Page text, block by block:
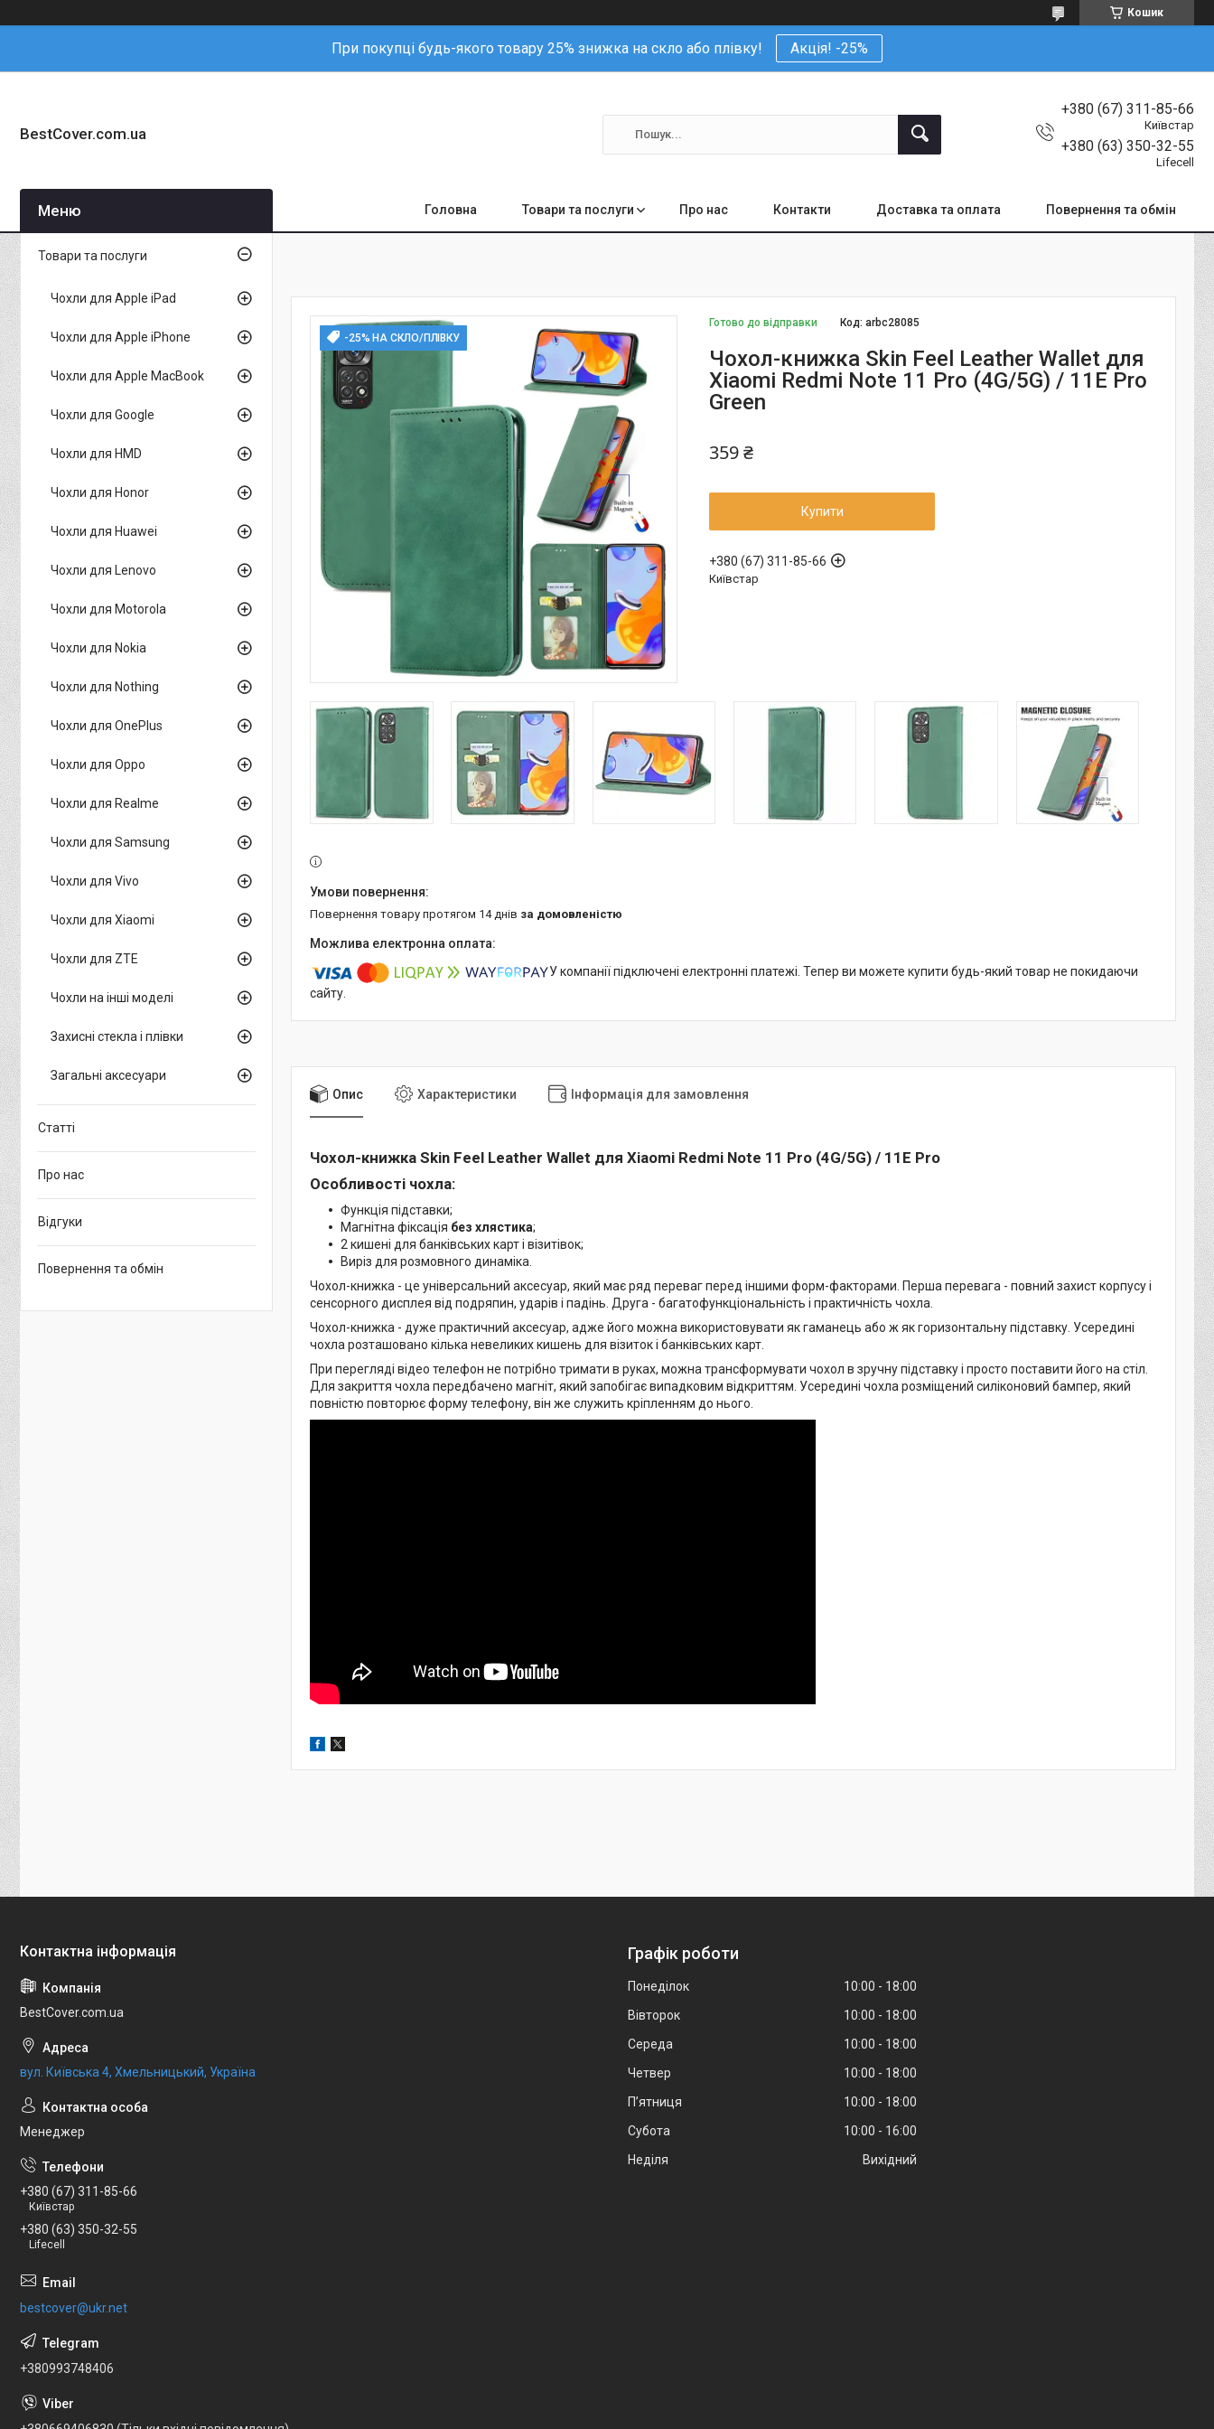
Кошик
При покупці будь-якого товару 25% знижка на скло або плівку! Акція! -25%
BestCover.com.ua
+380 (67) 311-85-66
Київстар
+380 (63) 350-32-55
Lifecell
Головна Товари та послуги Про нас Контакти Доставка та оплата Повернення та обмін
-25% НА СКЛО/ПЛІВКУ
Готово до відправки Код:arbc28085
Чохол-книжка Skin Feel Leather Wallet для
Xiaomi Redmi Note 11 Pro (4G/5G) / 11E Pro
Green
359 ₴
Купити
+380 (67) 311-85-66
Київстар
повернення товару протягом 14 днів за домовленістю
У компанії підключені електронні платежі. Тепер ви можете купити будь-який товар не покидаючи
сайту.
Опис Характеристики Інформація для замовлення
Чохол-книжка Skin Feel Leather Wallet для Xiaomi Redmi Note 11 Pro (4G/5G) / 11E Pro
Особливості чохла:
Функція підставки;
Магнітна фіксація без хлястика;
2 кишені для банківських карт і візитівок;
Виріз для розмовного динаміка.
Чохол-книжка - це універсальний аксесуар, який має ряд переваг перед іншими форм-факторами. Перша перевага - повний захист корпусу і
сенсорного дисплея від подряпин, ударів і падінь. Друга - багатофункціональність і практичність чохла.
Чохол-книжка - дуже практичний аксесуар, адже його можна використовувати як гаманець або ж як горизонтальну підставку. Усередині
чохла розташовано кілька невеликих кишень для візиток і банківських карт.
При перегляді відео телефон не потрібно тримати в руках, можна трансформувати чохол в зручну підставку і просто поставити його на стіл.
Для закриття чохла передбачено магніт, який запобігає випадковим відкриттям. Усередині чохла розміщений силіконовий бампер, який
повністю повторює форму телефону, він же служить кріпленням до нього.
Товари та послуги
Чохли для Apple iPad
Чохли для Apple iPhone
Чохли для Apple MacBook
Чохли для Google
Чохли для HMD
Чохли для Honor
Чохли для Huawei
Чохли для Lenovo
Чохли для Motorola
Чохли для Nokia
Чохли для Nothing
Чохли для OnePlus
Чохли для Oppo
Чохли для Realme
Чохли для Samsung
Чохли для Vivo
Чохли для Xiaomi
Чохли для ZTE
Чохли на інші моделі
Захисні стекла і плівки
Загальні аксесуари
Статті
Про нас
Відгуки
Повернення та обмін
BestCover.com.ua
вул. Київська 4, Хмельницький, Україна
Менеджер
+380 (67) 311-85-66
Київстар
+380 (63) 350-32-55
Lifecell
bestcover@ukr.net
+380993748406
Графік роботи
Понеділок 10:00
18:00
Вівторок
10:00
18:00
Середа
10:00
18:00
Четвер
10:00
18:00
Пʼятниця
10:00
18:00
Субота
10:00
16:00
Неділя
Вихідний